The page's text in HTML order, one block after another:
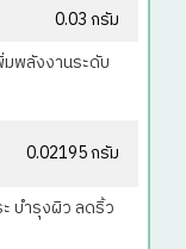
0.03 กรัม
มพลังงานระดับ
0.02195 กรัม
บำรุงผิว ลดริ้ว